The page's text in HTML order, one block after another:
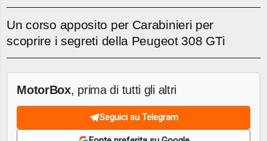
Un corso apposito per Carabinieri per
scoprire i segreti della Peugeot 308 GTi
MotorBox, prima di tutti gli altri
Seguici su Telegram